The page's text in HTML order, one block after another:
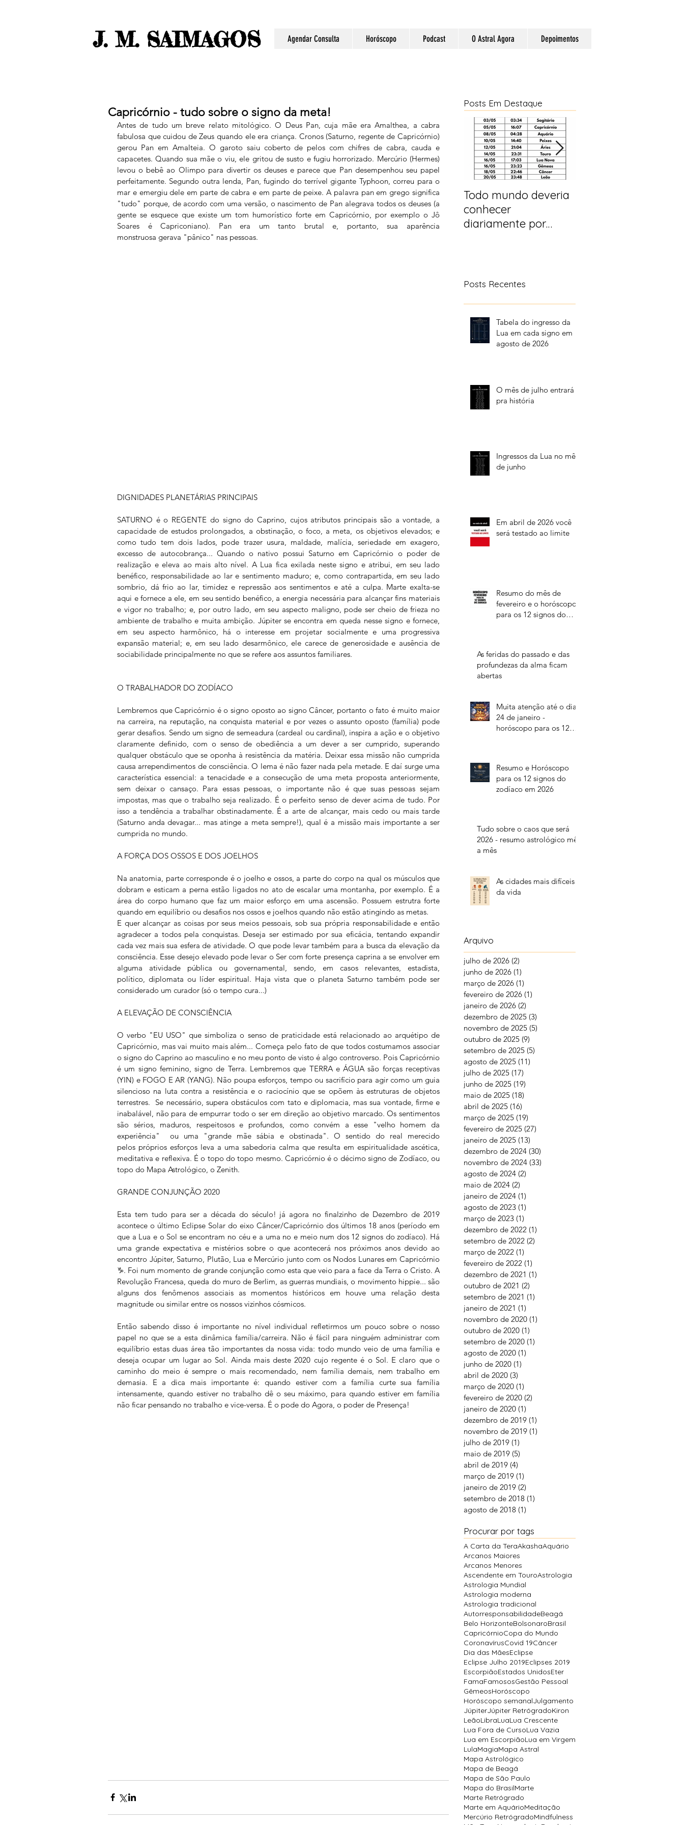
J. M. SAIMAGOS Agendar Consulta Horóscopo Podcast O Astral Agora Depoimentos
Capricórnio - tudo sobre o signo da meta!
Antes de tudo um breve relato mitológico. O Deus Pan, cuja mãe era Amalthea, a cabra
fabulosa que cuidou de Zeus quando ele era criança. Cronos (Saturno, regente de Capricórnio)
gerou Pan em Amalteia. O garoto saiu coberto de pelos com chifres de cabra, cauda e
capacetes. Quando sua mãe o viu, ele gritou de susto e fugiu horrorizado. Mercúrio (Hermes)
levou o bebê ao Olimpo para divertir os deuses e parece que Pan desempenhou seu papel
perfeitamente. Segundo outra lenda, Pan, fugindo do terrível gigante Typhoon, correu para o
mar e emergiu dele em parte de cabra e em parte de peixe. A palavra pan em grego significa
"tudo" porque, de acordo com uma versão, o nascimento de Pan alegrava todos os deuses (a
gente se esquece que existe um tom humorístico forte em Capricórnio, por exemplo o Jô
Soares é Capriconiano). Pan era um tanto brutal e, portanto, sua aparência
monstruosa gerava "pânico" nas pessoas.
DIGNIDADES PLANETÁRIAS PRINCIPAIS
SATURNO é o REGENTE do signo do Caprino, cujos atributos principais são a vontade, a
capacidade de estudos prolongados, a obstinação, o foco, a meta, os objetivos elevados; e
como tudo tem dois lados, pode trazer usura, maldade, malícia, seriedade em exagero,
excesso de autocobrança... Quando o nativo possui Saturno em Capricórnio o poder de
realização e eleva ao mais alto nível. A Lua fica exilada neste signo e atribui, em seu lado
benéfico, responsabilidade ao lar e sentimento maduro; e, como contrapartida, em seu lado
sombrio, dá frio ao lar, timidez e repressão aos sentimentos e até a culpa. Marte exalta-se
aqui e fornece a ele, em seu sentido benéfico, a energia necessária para alcançar fins materiais
e vigor no trabalho; e, por outro lado, em seu aspecto maligno, pode ser cheio de frieza no
ambiente de trabalho e muita ambição. Júpiter se encontra em queda nesse signo e fornece,
em seu aspecto harmônico, há o interesse em projetar socialmente e uma progressiva
expansão material; e, em seu lado desarmônico, ele carece de generosidade e ausência de
sociabilidade principalmente no que se refere aos assuntos familiares.
O TRABALHADOR DO ZODÍACO
Lembremos que Capricórnio é o signo oposto ao signo Câncer, portanto o fato é muito maior
na carreira, na reputação, na conquista material e por vezes o assunto oposto (família) pode
gerar desafios. Sendo um signo de semeadura (cardeal ou cardinal), inspira a ação e o objetivo
claramente definido, com o senso de obediência a um dever a ser cumprido, superando
qualquer obstáculo que se oponha à resistência da matéria. Deixar essa missão não cumprida
causa arrependimentos de consciência. O lema é não fazer nada pela metade. E daí surge uma
característica essencial: a tenacidade e a consecução de uma meta proposta anteriormente,
sem deixar o cansaço. Para essas pessoas, o importante não é que suas pessoas sejam
impostas, mas que o trabalho seja realizado. É o perfeito senso de dever acima de tudo. Por
isso a tendência a trabalhar obstinadamente. É a arte de alcançar, mais cedo ou mais tarde
(Saturno anda devagar... mas atinge a meta sempre!), qual é a missão mais importante a ser
cumprida no mundo.
A FORÇA DOS OSSOS E DOS JOELHOS
Na anatomia, parte corresponde é o joelho e ossos, a parte do corpo na qual os músculos que
dobram e esticam a perna estão ligados no ato de escalar uma montanha, por exemplo. É a
área do corpo humano que faz um maior esforço em uma ascensão. Possuem estrutra forte
quando em equilíbrio ou desafios nos ossos e joelhos quando não estão atingindo as metas.
E quer alcançar as coisas por seus meios pessoais, sob sua própria responsabilidade e então
agradecer a todos pela conquistas. Deseja ser estimado por sua eficácia, tentando expandir
cada vez mais sua esfera de atividade. O que pode levar também para a busca da elevação da
consciência. Esse desejo elevado pode levar o Ser com forte presença caprina a se envolver em
alguma atividade pública ou governamental, sendo, em casos relevantes, estadista,
político, diplomata ou líder espiritual. Haja vista que o planeta Saturno também pode ser
considerado um curador (só o tempo cura...)
A ELEVAÇÃO DE CONSCIÊNCIA
O verbo "EU USO" que simboliza o senso de praticidade está relacionado ao arquétipo de
Capricórnio, mas vai muito mais além... Começa pelo fato de que todos costumamos associar
o signo do Caprino ao masculino e no meu ponto de visto é algo controverso. Pois Capricórnio
é um signo feminino, signo de Terra. Lembremos que TERRA e ÁGUA são forças receptivas
(YIN) e FOGO E AR (YANG). Não poupa esforços, tempo ou sacrifício para agir como um guia
silencioso na luta contra a resistência e o raciocínio que se opõem às estruturas de objetos
terrestres.  Se necessário, supera obstáculos com tato e diplomacia, mas sua vontade, firme e
inabalável, não para de empurrar todo o ser em direção ao objetivo marcado. Os sentimentos
são sérios, maduros, respeitosos e profundos, como convém a esse "velho homem da
experiência"  ou uma "grande mãe sábia e obstinada". O sentido do real merecido
pelos próprios esforços leva a uma sabedoria calma que resulta em espiritualidade ascética,
meditativa e reflexiva. É o topo do topo mesmo. Capricórnio é o décimo signo de Zodíaco, ou
topo do Mapa Astrológico, o Zenith.
GRANDE CONJUNÇÃO 2020
Esta tem tudo para ser a década do século! já agora no finalzinho de Dezembro de 2019
acontece o último Eclipse Solar do eixo Câncer/Capricórnio dos últimos 18 anos (período em
que a Lua e o Sol se encontram no céu e a uma no e meio num dos 12 signos do zodíaco). Há
uma grande expectativa e mistérios sobre o que acontecerá nos próximos anos devido ao
encontro Júpiter, Saturno, Plutão, Lua e Mercúrio junto com os Nodos Lunares em Capricórnio
♑️. Foi num momento de grande conjunção como esta que veio para a face da Terra o Cristo. A
Revolução Francesa, queda do muro de Berlim, as guerras mundiais, o movimento hippie... são
alguns dos fenômenos associais as momentos históricos em houve uma relação desta
magnitude ou similar entre os nossos vizinhos cósmicos.
Então sabendo disso é importante no nível individual refletirmos um pouco sobre o nosso
papel no que se a esta dinâmica família/carreira. Não é fácil para ninguém administrar com
equilíbrio estas duas área tão importantes da nossa vida: todo mundo veio de uma família e
deseja ocupar um lugar ao Sol. Ainda mais deste 2020 cujo regente é o Sol. E claro que o
caminho do meio é sempre o mais recomendado, nem família demais, nem trabalho em
demasia. E a dica mais importante é: quando estiver com a família curte sua família
intensamente, quando estiver no trabalho dê o seu máximo, para quando estiver em família
não ficar pensando no trabalho e vice-versa. É o pode do Agora, o poder de Presença!
Posts Em Destaque
Todo mundo deveria
conhecer
diariamente por
Posts Recentes
Tabela do ingresso da
Lua em cada signo em
agosto de 2026
O mês de julho entrará
pra história
Ingressos da Lua no mês
de junho
Em abril de 2026 você
será testado ao limite
Resumo do mês de
fevereiro e o horóscopo
para os 12 signos do
As feridas do passado e das
profundezas da alma ficam
abertas
Muita atenção até o dia
24 de janeiro -
horóscopo para os 12
Resumo e Horóscopo
para os 12 signos do
zodíaco em 2026
Tudo sobre o caos que será
2026 - resumo astrológico mês
a mês
As cidades mais difíceis
da vida
Arquivo
julho de 2026 (2)
junho de 2026 (1)
março de 2026 (1)
fevereiro de 2026 (1)
janeiro de 2026 (2)
dezembro de 2025 (3)
novembro de 2025 (5)
outubro de 2025 (9)
setembro de 2025 (5)
agosto de 2025 (11)
julho de 2025 (17)
junho de 2025 (19)
maio de 2025 (18)
abril de 2025 (16)
março de 2025 (19)
fevereiro de 2025 (27)
janeiro de 2025 (13)
dezembro de 2024 (30)
novembro de 2024 (33)
agosto de 2024 (2)
maio de 2024 (2)
janeiro de 2024 (1)
agosto de 2023 (1)
março de 2023 (1)
dezembro de 2022 (1)
setembro de 2022 (2)
março de 2022 (1)
fevereiro de 2022 (1)
dezembro de 2021 (1)
outubro de 2021 (2)
setembro de 2021 (1)
janeiro de 2021 (1)
novembro de 2020 (1)
outubro de 2020 (1)
setembro de 2020 (1)
agosto de 2020 (1)
junho de 2020 (1)
abril de 2020 (3)
março de 2020 (1)
fevereiro de 2020 (2)
janeiro de 2020 (1)
dezembro de 2019 (1)
novembro de 2019 (1)
julho de 2019 (1)
maio de 2019 (5)
abril de 2019 (4)
março de 2019 (1)
janeiro de 2019 (2)
setembro de 2018 (1)
agosto de 2018 (1)
Procurar por tags
A Carta da TeraAkashaAquário
Arcanos Maiores
Arcanos Menores
Ascendente em TouroAstrologia
Astrologia Mundial
Astrologia moderna
Astrologia tradicional
AutorresponsabilidadeBeagá
Belo HorizonteBolsonaroBrasil
CapricórnioCopa do Mundo
CoronavírusCovid 19Câncer
Dia das MãesEclipse
Eclipse Julho 2019Eclipses 2019
EscorpiãoEstados UnidosEter
FamaFamososGestão Pessoal
GêmeosHoróscopo
Horóscopo semanalJulgamento
JúpiterJúpiter RetrógradoKiron
LeãoLibraLuaLua Crescente
Lua Fora de CursoLua Vazia
Lua em EscorpiãoLua em Virgem
LulaMagiaMapa Astral
Mapa Astrológico
Mapa de Beagá
Mapa de São Paulo
Mapa do BrasilMarte
Marte Retrógrado
Marte em AquárioMeditação
Mercúrio RetrógradoMindfulness